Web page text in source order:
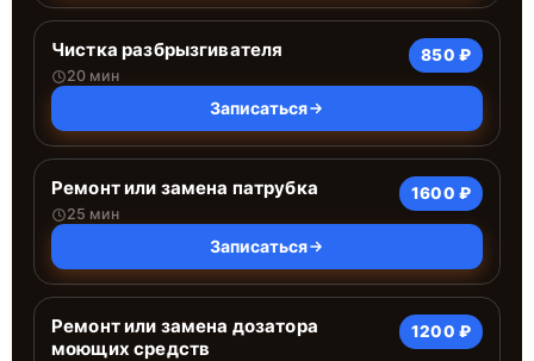
Чистка разбрызгивателя
20 мин
850 ₽
Записаться
Ремонт или замена патрубка
25 мин
1600 ₽
Записаться
Ремонт или замена дозатора
моющих средств
1200 ₽